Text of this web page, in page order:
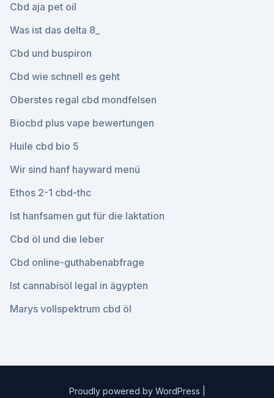
Cbd aja pet oil
Was ist das delta 8_
Cbd und buspiron
Cbd wie schnell es geht
Oberstes regal cbd mondfelsen
Biocbd plus vape bewertungen
Huile cbd bio 5
Wir sind hanf hayward menü
Ethos 2-1 cbd-thc
Ist hanfsamen gut für die laktation
Cbd öl und die leber
Cbd online-guthabenabfrage
Ist cannabisöl legal in ägypten
Marys vollspektrum cbd öl
Proudly powered by WordPress